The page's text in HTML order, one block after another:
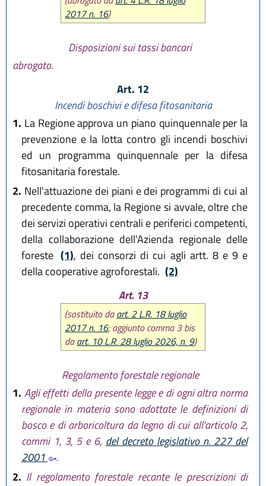
2017 n. 16)
Disposizioni sui tassi bancari
abrogato.
Art. 12
Incendi boschivi e difesa fitosanitaria
1. La Regione approva un piano quinquennale per la
prevenzione e la lotta contro gli incendi boschivi
ed un programma quinquennale per la difesa
fitosanitaria forestale.
2. Nell'attuazione dei piani e dei programmi di cui al
precedente comma, la Regione si avvale, oltre che
dei servizi operativi centrali e periferici competenti,
della collaborazione dell'Azienda regionale delle
foreste (1), dei consorzi di cui agli artt. 8 e 9 e
della cooperative agroforestali. (2)
Art. 13
(sostituito daart. 2 L.R. 18 luglio
2017 n. 16; aggiunto comma 3 bis
daart. 10 L.R. 28 luglio 2026, n. 9)
Regolamento forestale regionale
1. Agli effetti della presente legge e di ogni altra norma
regionale in materia sono adottate le definizioni di
bosco e di arboricoltura da legno di cui all'articolo 2,
commi 1, 3, 5 e 6, del decreto legislativo n. 227 del
2001
.
2. Il regolamento forestale recante le prescrizioni di